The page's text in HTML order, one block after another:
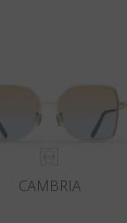
CAMBRIA